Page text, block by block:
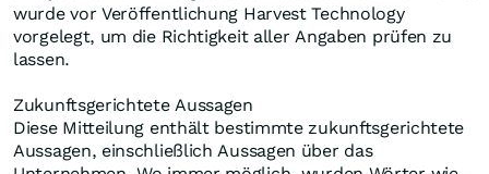
wurde vor Veröffentlichung Harvest Technology
vorgelegt, um die Richtigkeit aller Angaben prüfen zu
lassen.
Zukunftsgerichtete Aussagen
Diese Mitteilung enthält bestimmte zukunftsgerichtete
Aussagen, einschließlich Aussagen über das